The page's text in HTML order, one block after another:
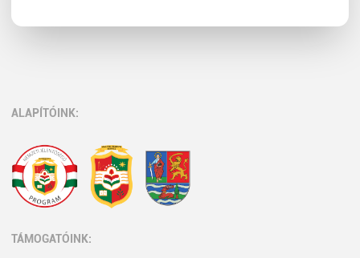
ALAPÍTÓINK:
TÁMOGATÓINK: